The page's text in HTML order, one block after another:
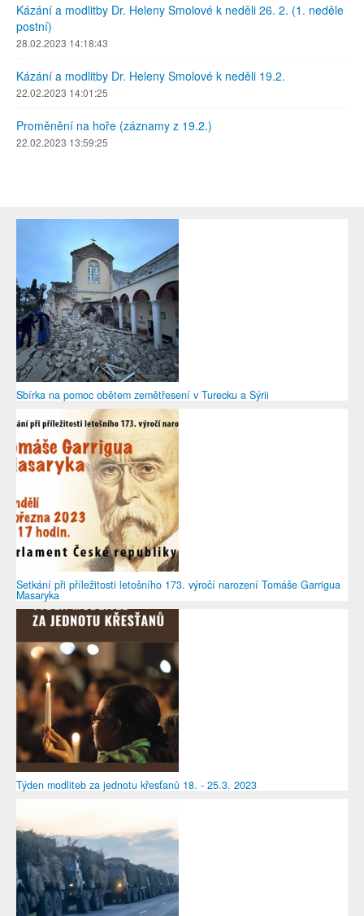
Kázání a modlitby Dr. Heleny Smolové k neděli 26. 2. (1. neděle
postní)
28.02.2023 14:18:43
Kázání a modlitby Dr. Heleny Smolové k neděli 19.2.
22.02.2023 14:01:25
Proměnění na hoře (záznamy z 19.2.)
22.02.2023 13:59:25
Sbírka na pomoc obětem zemětřesení v Turecku a Sýrii
Setkání při příležitosti letošního 173. výročí narození Tomáše Garrigua
Masaryka
Týden modliteb za jednotu křesťanů 18. - 25.3. 2023